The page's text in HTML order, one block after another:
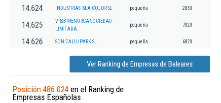
14.624 INDUSTRIAS ISLA COLOR SL pequeña 2030
14.625
VR&B MENORCA SOCIEDAD
LIMITADA.
pequeña 7020
14.626 SON CALIU PARK SL pequeña 6820
Ver Ranking de Empresas de Baleares
Posición 486.024 en el Ranking de
Empresas Españolas